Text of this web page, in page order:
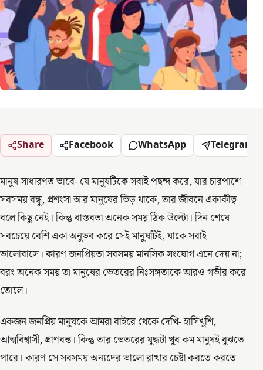
Share Facebook WhatsApp Telegram
মানুষ সাধারণত ভাবে- যে মানুষটিকে সবাই পছন্দ করে, যার চারপাশে
সবসময় বন্ধু, প্রশংসা আর মানুষের ভিড় থাকে, তার জীবনে একাকীত্ব
বলে কিছু নেই। কিন্তু বাস্তবতা অনেক সময় ঠিক উল্টো। দিন শেষে
সবচেয়ে বেশি একা অনুভব করে সেই মানুষটিই, যাকে সবাই
ভালোবাসে। কারণ জনপ্রিয়তা সবসময় মানসিক সংযোগ এনে দেয় না;
বরং অনেক সময় তা মানুষের ভেতরের নিঃসঙ্গতাকে আরও গভীর করে
তোলে।
একজন জনপ্রিয় মানুষকে আমরা বাইরে থেকে দেখি- হাসিখুশি,
আত্মবিশ্বাসী, প্রাণবন্ত। কিন্তু তার ভেতরের যুদ্ধটা খুব কম মানুষই বুঝতে
পারে। কারণ সে সবসময় অন্যদের ভালো রাখার চেষ্টা করতে করতে